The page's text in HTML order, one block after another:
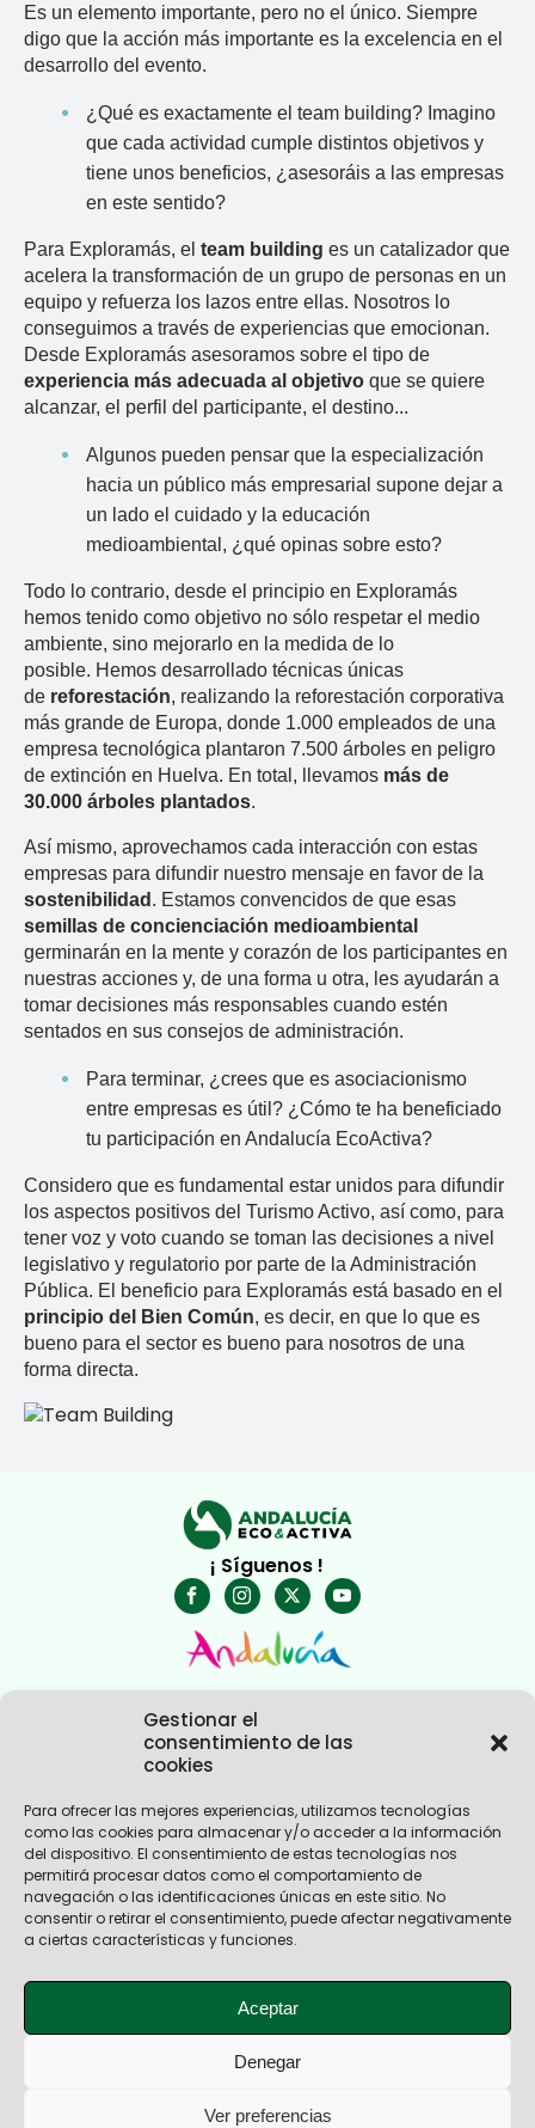
Gestionar el
consentimiento de las
cookies
Para ofrecer las mejores experiencias, utilizamos tecnologías
como las cookies para almacenar y/o acceder a la información
del dispositivo. El consentimiento de estas tecnologías nos
permitirá procesar datos como el comportamiento de
navegación o las identificaciones únicas en este sitio. No
consentir o retirar el consentimiento, puede afectar negativamente
a ciertas características y funciones.
Aceptar
Denegar
Ver preferencias
Es un elemento importante, pero no el único. Siempre
digo que la acción más importante es la excelencia en el
desarrollo del evento.
¿Qué es exactamente el team building? Imagino
que cada actividad cumple distintos objetivos y
tiene unos beneficios, ¿asesoráis a las empresas
en este sentido?
Para Exploramás, el team building es un catalizador que
acelera la transformación de un grupo de personas en un
equipo y refuerza los lazos entre ellas. Nosotros lo
conseguimos a través de experiencias que emocionan.
Desde Exploramás asesoramos sobre el tipo de
experiencia más adecuada al objetivo que se quiere
alcanzar, el perfil del participante, el destino...
Algunos pueden pensar que la especialización
hacia un público más empresarial supone dejar a
un lado el cuidado y la educación
medioambiental, ¿qué opinas sobre esto?
Todo lo contrario, desde el principio en Exploramás
hemos tenido como objetivo no sólo respetar el medio
ambiente, sino mejorarlo en la medida de lo
posible. Hemos desarrollado técnicas únicas
de reforestación, realizando la reforestación corporativa
más grande de Europa, donde 1.000 empleados de una
empresa tecnológica plantaron 7.500 árboles en peligro
de extinción en Huelva. En total, llevamos más de
30.000 árboles plantados.
Así mismo, aprovechamos cada interacción con estas
empresas para difundir nuestro mensaje en favor de la
sostenibilidad . Estamos convencidos de que esas
semillas de concienciación medioambiental
germinarán en la mente y corazón de los participantes en
nuestras acciones y, de una forma u otra, les ayudarán a
tomar decisiones más responsables cuando estén
sentados en sus consejos de administración.
Para terminar, ¿crees que es asociacionismo
entre empresas es útil? ¿Cómo te ha beneficiado
tu participación en Andalucía EcoActiva?
Considero que es fundamental estar unidos para difundir
los aspectos positivos del Turismo Activo, así como, para
tener voz y voto cuando se toman las decisiones a nivel
legislativo y regulatorio por parte de la Administración
Pública. El beneficio para Exploramás está basado en el
principio del Bien Común, es decir, en que lo que es
bueno para el sector es bueno para nosotros de una
forma directa.
¡ Síguenos !
Nosotros
Experiencias Andalucía
Empresas Turismo Activo
Empresas Turismo Ecoturismo
Novedades
Contacto
Teléfono
+34 611 052 513
Correo electrónico
federacion@andalucia-ecoactiva.com
Política de Privacidad